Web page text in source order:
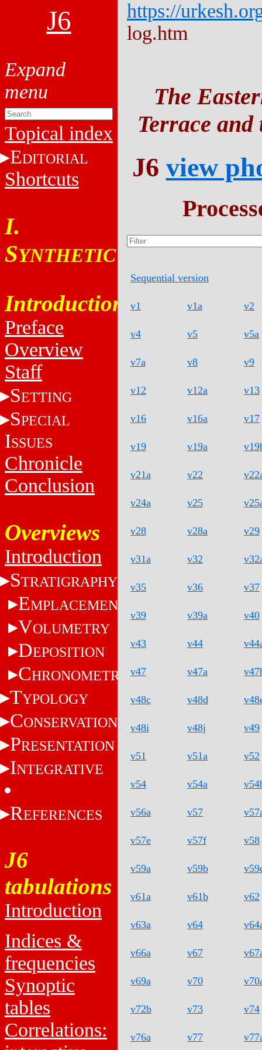
J6
Topical index
EDITORIAL
Shortcuts
I.
SYNTHETIC
Introduction
Preface
Overview
Staff
SETTING
SPECIAL
ISSUES
Chronicle
Conclusion
Overviews
Introduction
STRATIGRAPHY
EMPLACEMENT
VOLUMETRY
DEPOSITION
CHRONOMETRY
TYPOLOGY
CONSERVATION
PRESENTATION
INTEGRATIVE
REFERENCES
J6
tabulations
Introduction
Indices &
frequencies
Synoptic
tables
Correlations:
https://
log.htm
The
Terrace
J6 view
Sequential version
v1 v1a v2
v4 v5 v5a
v7a v8 v9
v12 v12a v13
v16 v16a v17
v19 v19a
v21a v22
v24a v25
v28 v28a v29
v31a v32
v35 v36 v37
v39 v39a v40
v43 v44
v47 v47a
v48c v48d
v48i v48j v49
v51 v51a v52
v54 v54a
v56a v57
v57e v57f v58
v59a v59b
v61a v61b v62
v63a v64
v66a v67
v69a v70
v72b v73 v74
v76a v77